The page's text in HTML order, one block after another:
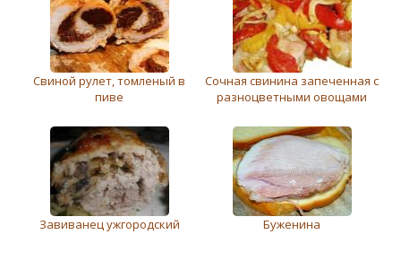
Свиной рулет, томленый в
пиве
Сочная свинина запеченная с
разноцветными овощами
Завиванец ужгородский Буженина